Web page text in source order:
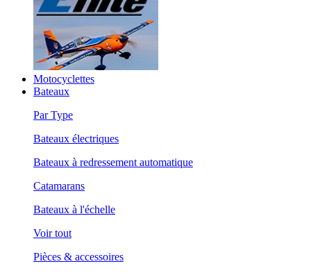
Motocyclettes
Bateaux
Par Type
Bateaux électriques
Bateaux à redressement automatique
Catamarans
Bateaux à l'échelle
Voir tout
Pièces & accessoires